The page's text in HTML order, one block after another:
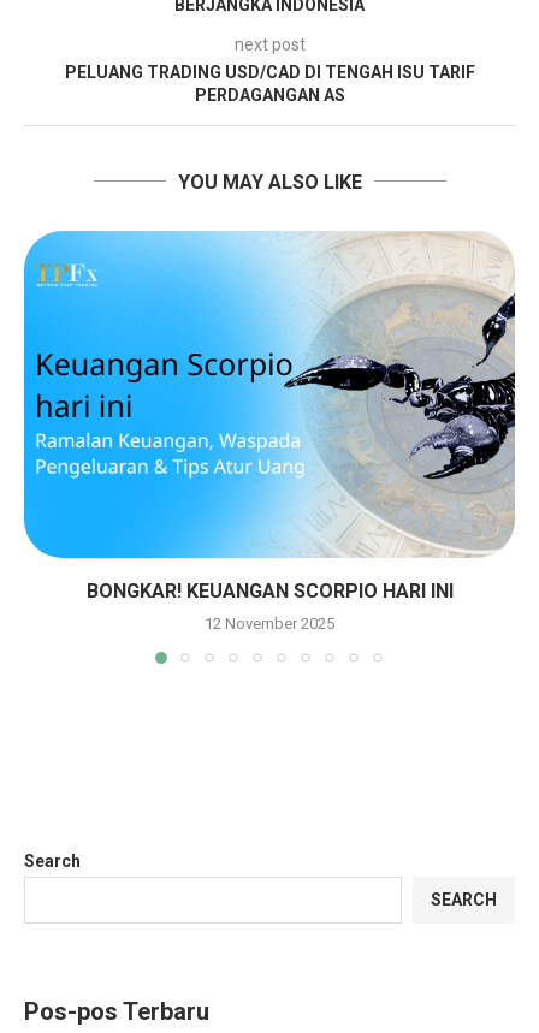
BERJANGKA INDONESIA
next post
PELUANG TRADING USD/CAD DI TENGAH ISU TARIF
PERDAGANGAN AS
YOU MAY ALSO LIKE
BONGKAR! KEUANGAN SCORPIO HARI INI
12 November 2025
Search
SEARCH
Pos-pos Terbaru